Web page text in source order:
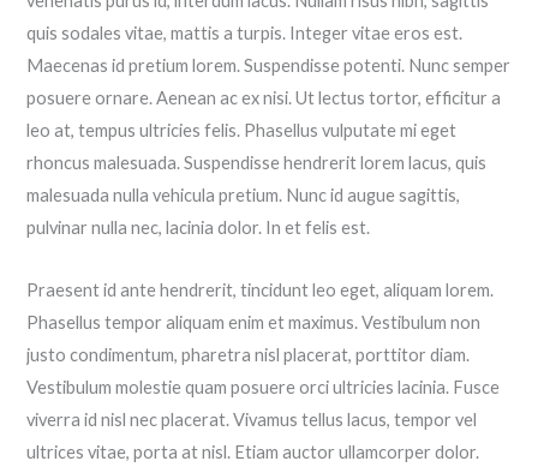
quis sodales vitae, mattis a turpis. Integer vitae eros est.
Maecenas id pretium lorem. Suspendisse potenti. Nunc semper
posuere ornare. Aenean ac ex nisi. Ut lectus tortor, efficitur a
leo at, tempus ultricies felis. Phasellus vulputate mi eget
rhoncus malesuada. Suspendisse hendrerit lorem lacus, quis
malesuada nulla vehicula pretium. Nunc id augue sagittis,
pulvinar nulla nec, lacinia dolor. In et felis est.
Praesent id ante hendrerit, tincidunt leo eget, aliquam lorem.
Phasellus tempor aliquam enim et maximus. Vestibulum non
justo condimentum, pharetra nisl placerat, porttitor diam.
Vestibulum molestie quam posuere orci ultricies lacinia. Fusce
viverra id nisl nec placerat. Vivamus tellus lacus, tempor vel
ultrices vitae, porta at nisl. Etiam auctor ullamcorper dolor.